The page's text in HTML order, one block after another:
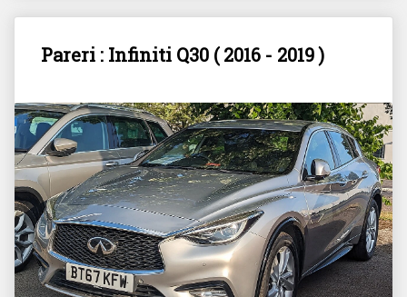
Pareri : Infiniti Q30 ( 2016 - 2019 )